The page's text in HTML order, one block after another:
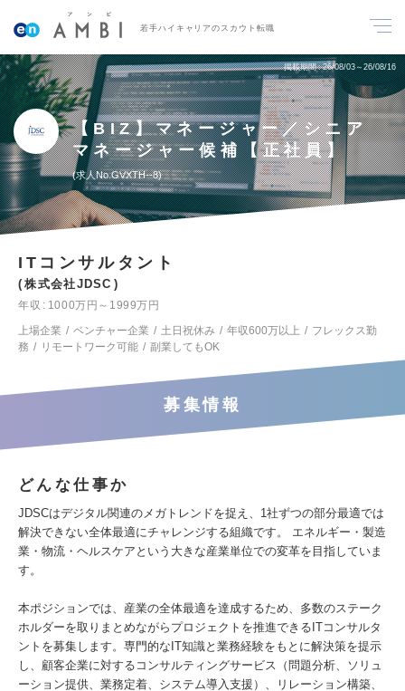
若手ハイキャリアのスカウト転職
掲載期間 26/08/03～26/08/16
【BIZ】マネージャー／シニア
マネージャー候補【正社員】
求人No.GVXTH--8
ITコンサルタント
株式会社JDSC
年収
1000万円～1999万円
上場企業
ベンチャー企業 土日祝休み 年収600万以上
フレックス勤
務
リモートワーク可能 副業してもOK
募集情報
どんな仕事か
JDSCはデジタル関連のメガトレンドを捉え、1社ずつの部分最適では
解決できない全体最適にチャレンジする組織です。 エネルギー・製造
業・物流・ヘルスケアという大きな産業単位での変革を目指していま
す。
本ポジションでは、産業の全体最適を達成するため、多数のステーク
ホルダーを取りまとめながらプロジェクトを推進できるITコンサルタ
ントを募集します。専門的なIT知識と業務経験をもとに解決策を提示
し、顧客企業に対するコンサルティングサービス（問題分析、ソリュ
ーション提供、業務定着、システム導入支援）、リレーション構築、